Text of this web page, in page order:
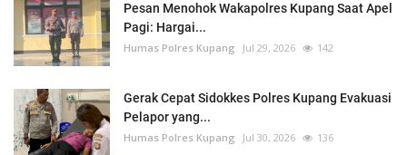
Pesan Menohok Wakapolres Kupang Saat Apel
Pagi: Hargai...
Humas Polres Kupang Jul 29, 2026 142
Gerak Cepat Sidokkes Polres Kupang Evakuasi
Pelapor yang...
Humas Polres Kupang Jul 30, 2026 136